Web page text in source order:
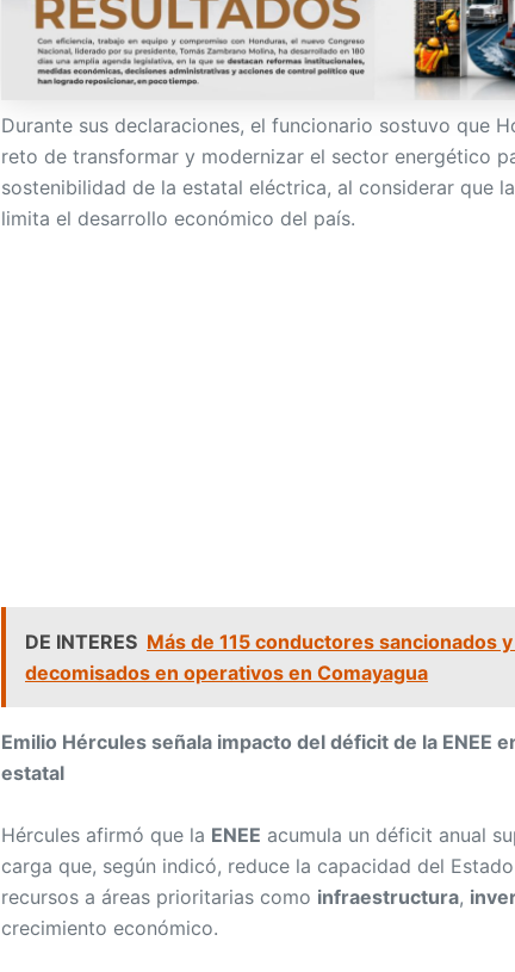
Durante sus declaraciones, el funcionario sostuvo que
reto de transformar y modernizar el sector energético
sostenibilidad de la estatal eléctrica, al considerar que
limita el desarrollo económico del país.
DE INTERES Más de 115 conductores sancionados
decomisados en operativos en Comayagua
Emilio Hércules señala impacto del déficit de la ENEE
estatal
Hércules afirmó que la ENEE acumula un déficit anual
carga que, según indicó, reduce la capacidad del
recursos a áreas prioritarias como infraestructura,
crecimiento económico.